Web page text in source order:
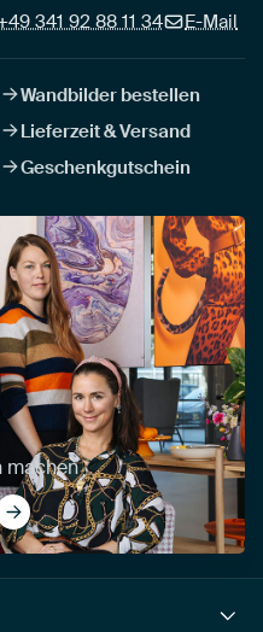
341 92 88 11 34 E-Mail
Wandbilder bestellen
Lieferzeit & Versand
Geschenkgutschein
machen